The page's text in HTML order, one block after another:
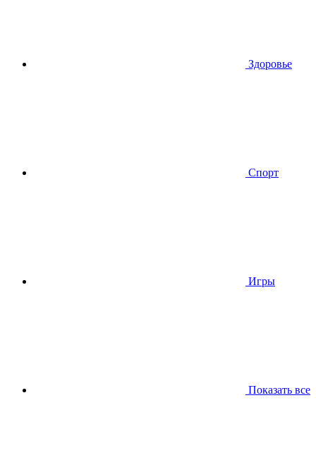
Здоровье
Спорт
Игры
Показать все